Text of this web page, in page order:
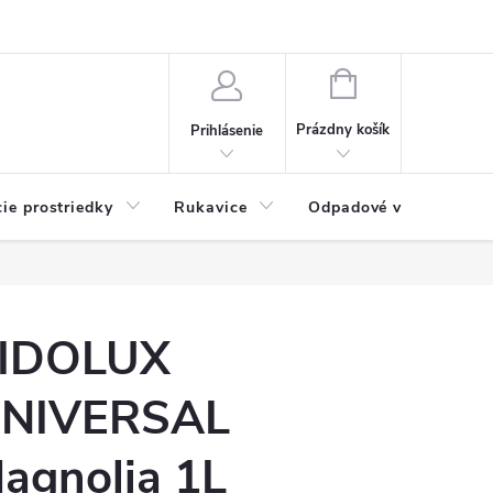
Prihlásenie
NÁKUPNÝ
Prázdny košík
prostriedky Rukavice Odpadové vrecia
1L